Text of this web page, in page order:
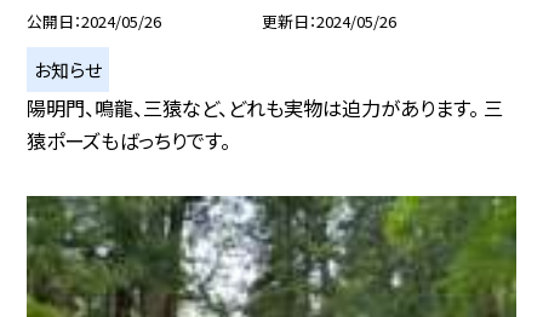
公開日 2024/05/26 更新日 2024/05/26
お知らせ
陽明門、鳴龍、三猿など、どれも実物は迫力があります。 三
猿ポーズもばっちりです。